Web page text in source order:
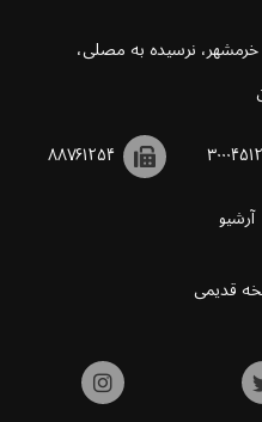
خرمشهر، نرسیده به مصلی،
۸۸۷۶۱۲۵۴
آرشیو
قدیمی